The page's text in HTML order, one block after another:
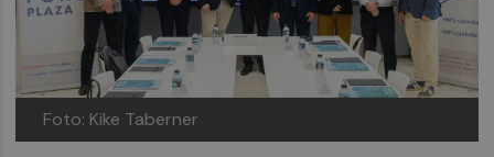
Foto: Kike Taberner